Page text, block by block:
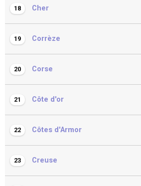
18 Cher
19 Corrèze
20 Corse
21 Côte d'or
22 Côtes d'Armor
23 Creuse